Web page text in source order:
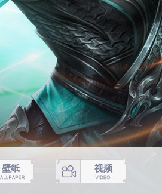
壁纸 视频